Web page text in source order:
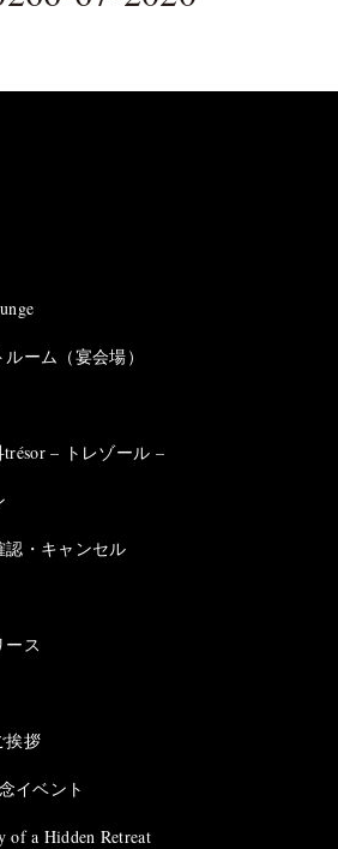
ーム（宴会場）
trésor – トレゾール –
認・キャンセル
ース
挨拶
イベント
of a Hidden Retreat